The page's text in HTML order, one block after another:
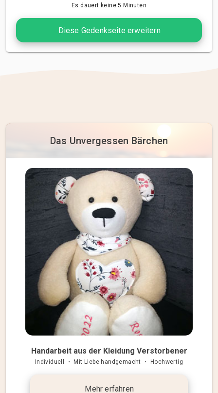
Es dauert keine 5 Minuten
Diese Gedenkseite erweitern
Das Unvergessen Bärchen
Handarbeit aus der Kleidung Verstorbener
Individuell ・ Mit Liebe handgemacht ・ Hochwertig
Mehr erfahren